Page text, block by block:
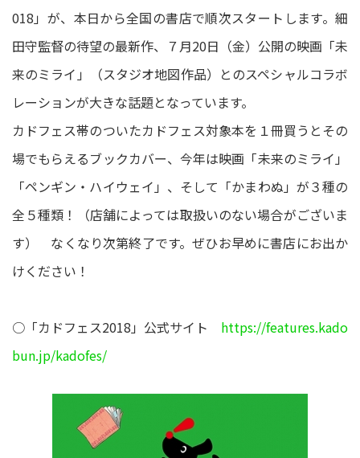
018」が、本日から全国の書店で順次スタートします。細
田守監督の待望の最新作、７月20日（金）公開の映画「未
来のミライ」（スタジオ地図作品）とのスペシャルコラボ
レーションが大きな話題となっています。
カドフェス帯のついたカドフェス対象本を１冊買うとその
場でもらえるブックカバー、今年は映画「未来のミライ」
「ペンギン・ハイウェイ」、そして「かまわぬ」が３種の
全５種類！（店舗によっては取扱いのない場合がございま
す） なくなり次第終了です。ぜひお早めに書店にお出か
けください！
○「カドフェス2018」公式サイト https://features.kado
bun.jp/kadofes/